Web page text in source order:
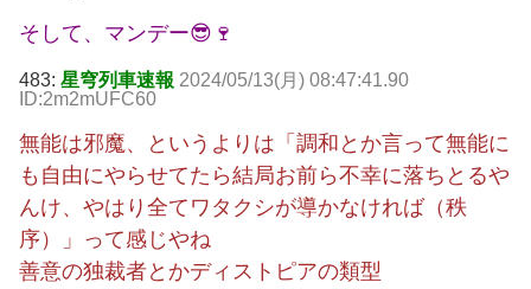
そして、マンデー😎🍷
483: 星穹列車速報 2024/05/13(月) 08:47:41.90
ID:2m2mUFC60
無能は邪魔、というよりは「調和とか言って無能に
も自由にやらせてたら結局お前ら不幸に落ちとるや
んけ、やはり全てワタクシが導かなければ（秩
序）」って感じやね
善意の独裁者とかディストピアの類型